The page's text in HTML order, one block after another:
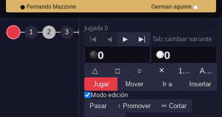
Jugada 0
|◀ ◀ ▶ ▶| Tab: cambiar variante
0 0
△ □ ○ ✕ 1… A…
Jugar Mover Ir a Insertar
Modo edición
Pasar ↑ Promover
✂ Cortar